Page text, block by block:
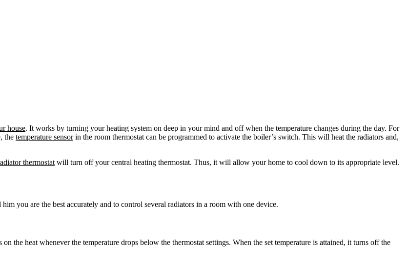
house. It works by turning your heating system on deep in your mind and off when the temperature changes during the day. For
the temperature sensorin the room thermostat can be programmed to activate the boiler’s switch. This will heat the radiators and,
iator thermostat will turn off your central heating thermostat. Thus, it will allow your home to cool down to its appropriate level.
you are the best accurately and to control several radiators in a room with one device.
the heat whenever the temperature drops below the thermostat settings. When the set temperature is attained, it turns off the